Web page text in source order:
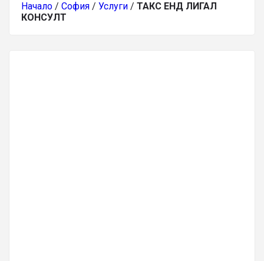
Начало / София / Услуги / ТАКС ЕНД ЛИГАЛ
КОНСУЛТ